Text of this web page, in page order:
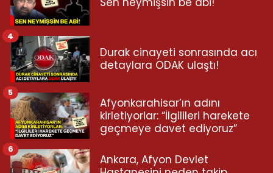
Durak cinayeti sonrasında acı
detaylara ODAK ulaştı!
4
Afyonkarahisar’ın adını
kirletiyorlar: “İlgilileri harekete
geçmeye davet ediyoruz”
5
Ankara, Afyon Devlet
6